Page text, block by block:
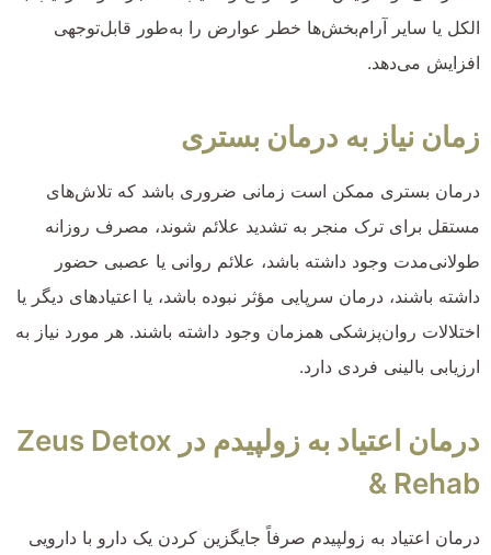
الکل یا سایر آرام‌بخش‌ها خطر عوارض را به‌طور قابل‌توجهی
افزایش می‌دهد.
زمان نیاز به درمان بستری
درمان بستری ممکن است زمانی ضروری باشد که تلاش‌های
مستقل برای ترک منجر به تشدید علائم شوند، مصرف روزانه
طولانی‌مدت وجود داشته باشد، علائم روانی یا عصبی حضور
داشته باشند، درمان سرپایی مؤثر نبوده باشد، یا اعتیادهای دیگر یا
اختلالات روان‌پزشکی همزمان وجود داشته باشند. هر مورد نیاز به
ارزیابی بالینی فردی دارد.
درمان اعتیاد به زولپیدم در Zeus Detox
& Rehab
درمان اعتیاد به زولپیدم صرفاً جایگزین کردن یک دارو با دارویی